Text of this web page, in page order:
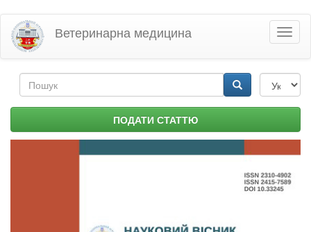
Перейти
основного
матеріалу
Ветеринарна медицина
Пошукова
форма ПОДАТИ СТАТТЮ